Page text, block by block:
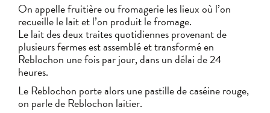
On appelle fruitière ou fromagerie les lieux où l’on
recueille le lait et l’on produit le fromage.
Le lait des deux traites quotidiennes provenant de
plusieurs fermes est assemblé et transformé en
Reblochon une fois par jour, dans un délai de 24
heures.
Le Reblochon porte alors une pastille de caséine rouge,
on parle de Reblochon laitier.